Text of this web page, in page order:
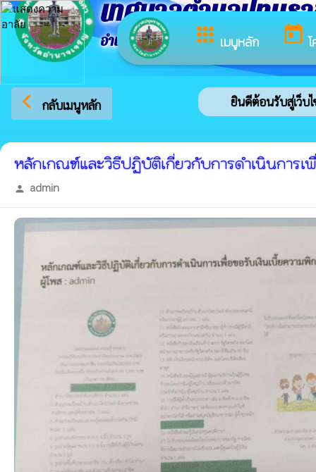
apps เมนูหลัก today
เทศบาลตำบลปทุมร
อำเภอปทุมราชวงศา จังหวัดอำนาจเจริญ
arrow_back_ios กลับเมนูหลัก ยินดีต้อนรับสู่เว็บไ
หลักเกณฑ์และวิธีปฏิบัติเกี่ยวกับการดำเนินการ
person admin